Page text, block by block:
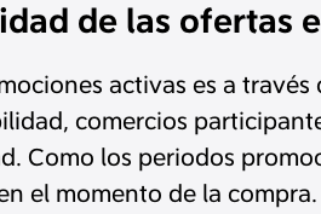
de las ofertas
activas es a
comercios
Como los periodos
el momento de la